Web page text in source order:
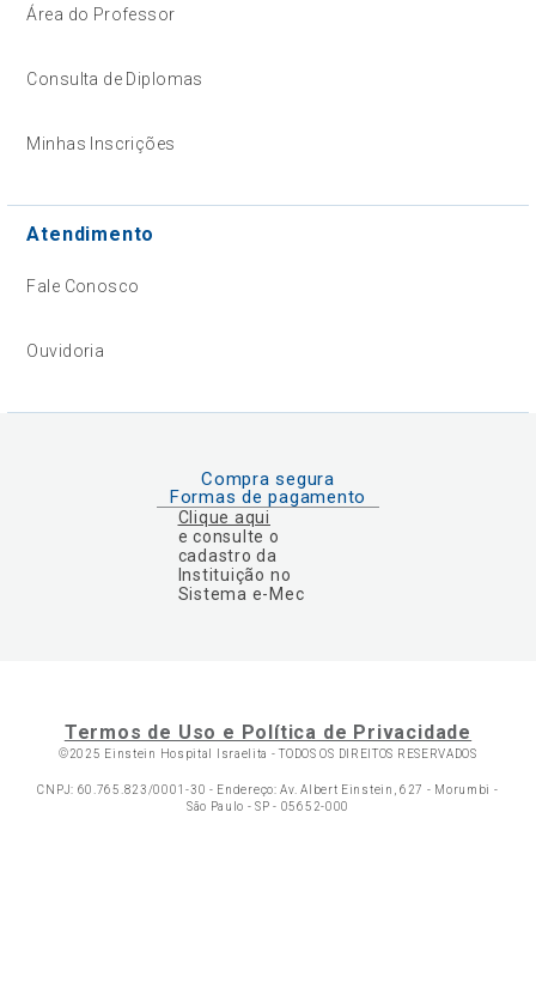
Área do Professor
Consulta de Diplomas
Minhas Inscrições
Atendimento
Fale Conosco
Ouvidoria
Compra segura
Formas de pagamento
Clique aqui
e consulte o
cadastro da
Instituição no
Sistema e-Mec
Termos de Uso e Política de Privacidade
©2025 Einstein Hospital Israelita -TODOS OS DIREITOS RESERVADOS
CNPJ: 60.765.823/0001-30 - Endereço: Av. Albert Einstein, 627 - Morumbi -
São Paulo - SP - 05652-000